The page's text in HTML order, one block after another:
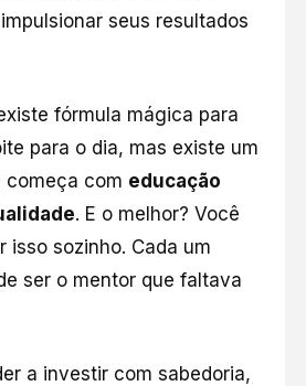
seus resultados
fórmula mágica para
para o dia, mas existe um
com educação
. E o melhor? Você
isso sozinho. Cada um
ser o mentor que faltava
a investir com sabedoria,